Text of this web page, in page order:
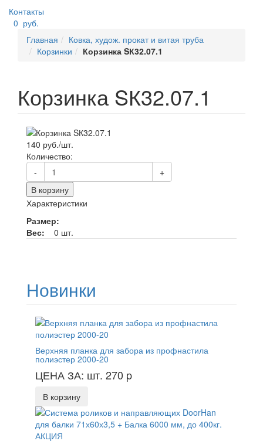
Контакты
0 руб.
Главная
Ковка, худож. прокат и витая труба
Корзинки
Корзинка SК32.07.1
Корзинка SК32.07.1
140 руб./шт.
Количество:
-
+
В корзину
Характеристики
Размер:
Вес:
0 шт.
Новинки
Верхняя планка для забора из профнастила
полиэстер 2000-20
ЦЕНА ЗА: шт. 270 p
В корзину